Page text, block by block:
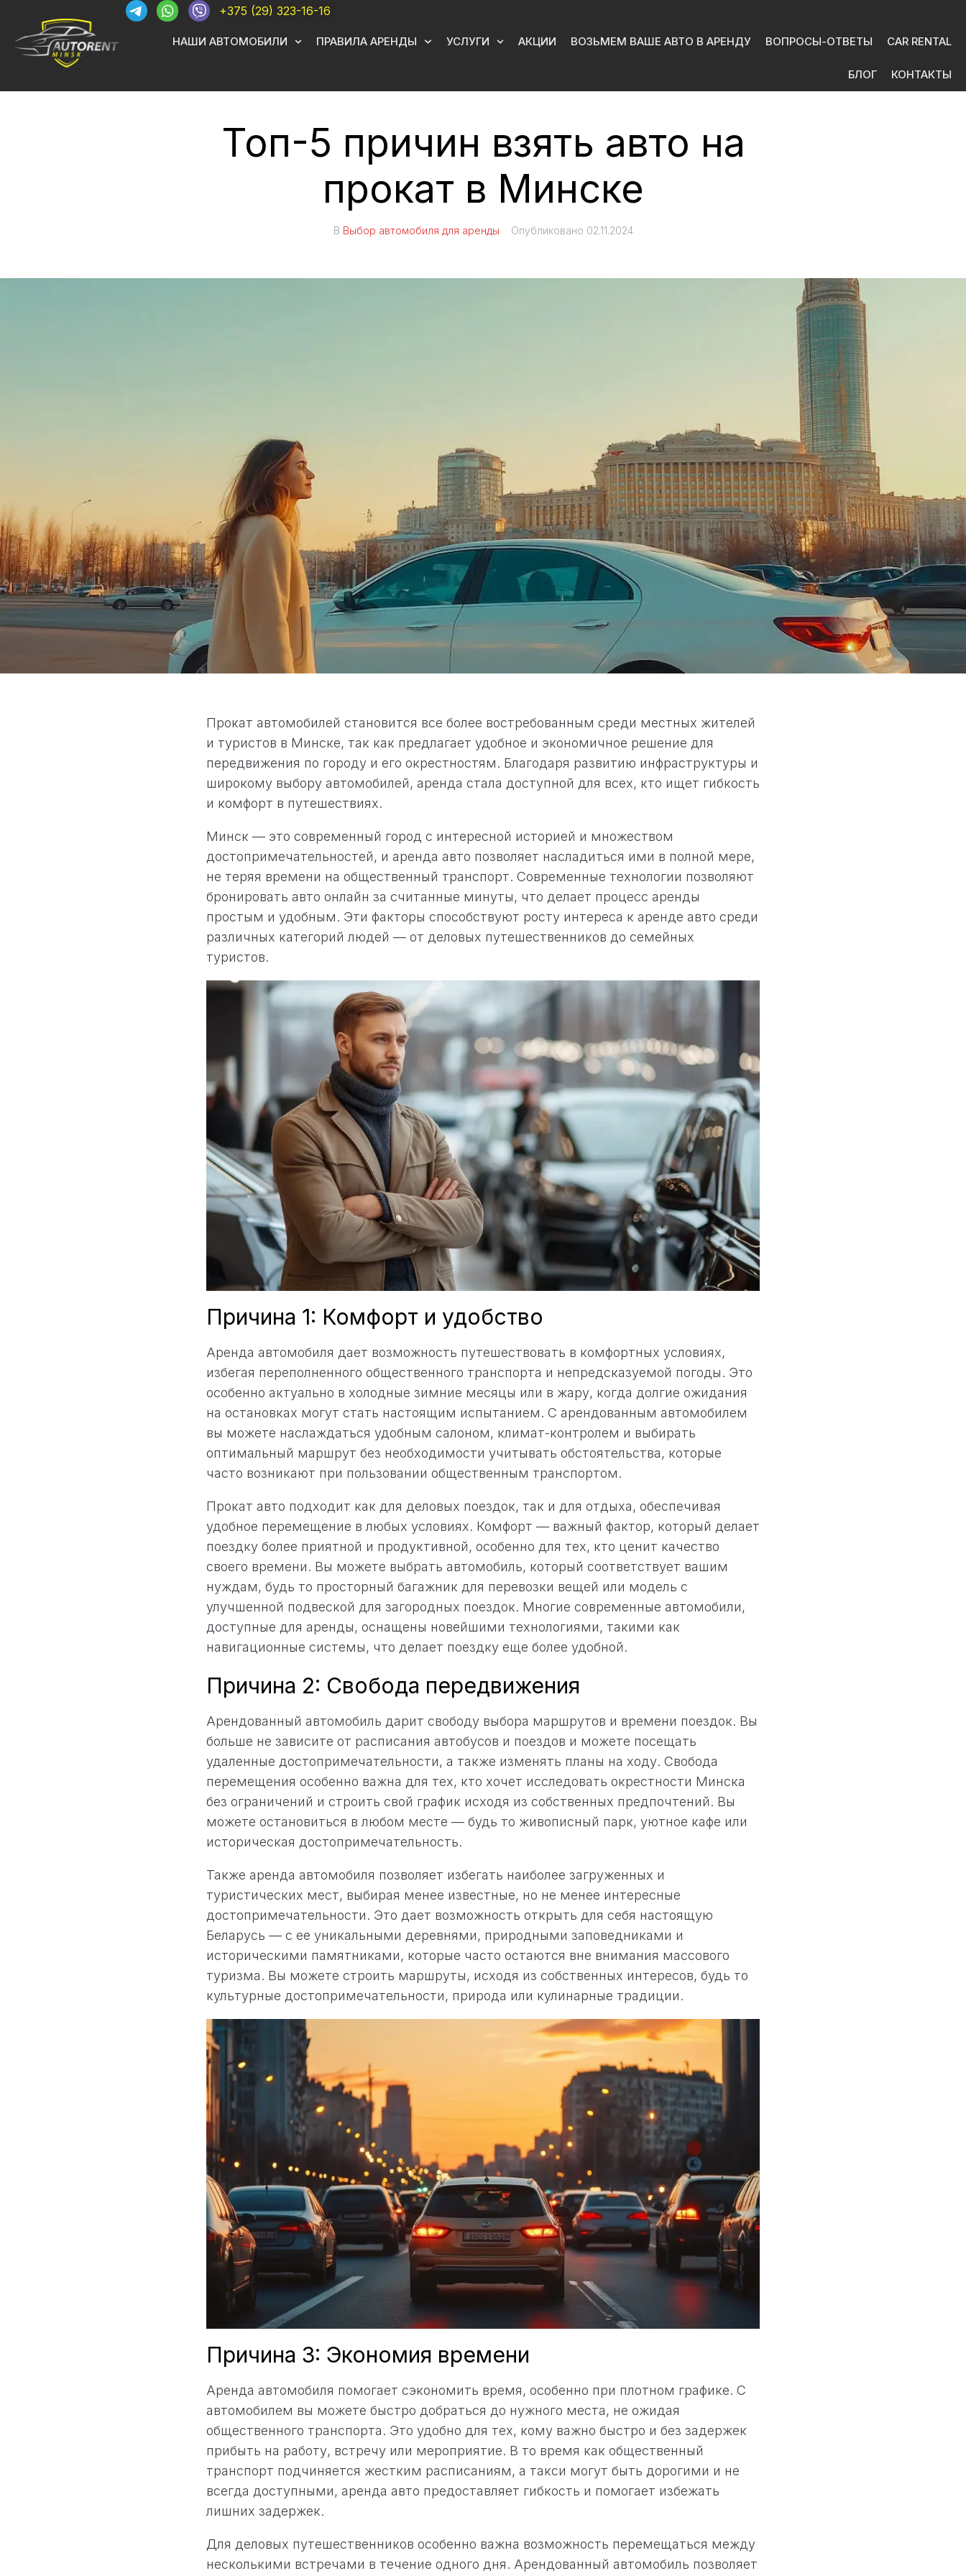
+375 (29) 323-16-16
НАШИ АВТОМОБИЛИ ПРАВИЛА АРЕНДЫ УСЛУГИ АКЦИИ ВОЗЬМЕМ ВАШЕ АВТО В АРЕНДУ ВОПРОСЫ-ОТВЕТЫ CAR RENTAL
БЛОГ КОНТАКТЫ
Топ-5 причин взять авто на
прокат в Минске
В Выбор автомобиля для аренды Опубликовано 02.11.2024
Прокат автомобилей становится все более востребованным среди местных жителей
и туристов в Минске, так как предлагает удобное и экономичное решение для
передвижения по городу и его окрестностям. Благодаря развитию инфраструктуры и
широкому выбору автомобилей, аренда стала доступной для всех, кто ищет гибкость
и комфорт в путешествиях.
Минск — это современный город с интересной историей и множеством
достопримечательностей, и аренда авто позволяет насладиться ими в полной мере,
не теряя времени на общественный транспорт. Современные технологии позволяют
бронировать авто онлайн за считанные минуты, что делает процесс аренды
простым и удобным. Эти факторы способствуют росту интереса к аренде авто среди
различных категорий людей — от деловых путешественников до семейных
туристов.
Причина 1: Комфорт и удобство
Аренда автомобиля дает возможность путешествовать в комфортных условиях,
избегая переполненного общественного транспорта и непредсказуемой погоды. Это
особенно актуально в холодные зимние месяцы или в жару, когда долгие ожидания
на остановках могут стать настоящим испытанием. С арендованным автомобилем
вы можете наслаждаться удобным салоном, климат-контролем и выбирать
оптимальный маршрут без необходимости учитывать обстоятельства, которые
часто возникают при пользовании общественным транспортом.
Прокат авто подходит как для деловых поездок, так и для отдыха, обеспечивая
удобное перемещение в любых условиях. Комфорт — важный фактор, который делает
поездку более приятной и продуктивной, особенно для тех, кто ценит качество
своего времени. Вы можете выбрать автомобиль, который соответствует вашим
нуждам, будь то просторный багажник для перевозки вещей или модель с
улучшенной подвеской для загородных поездок. Многие современные автомобили,
доступные для аренды, оснащены новейшими технологиями, такими как
навигационные системы, что делает поездку еще более удобной.
Причина 2: Свобода передвижения
Арендованный автомобиль дарит свободу выбора маршрутов и времени поездок. Вы
больше не зависите от расписания автобусов и поездов и можете посещать
удаленные достопримечательности, а также изменять планы на ходу. Свобода
перемещения особенно важна для тех, кто хочет исследовать окрестности Минска
без ограничений и строить свой график исходя из собственных предпочтений. Вы
можете остановиться в любом месте — будь то живописный парк, уютное кафе или
историческая достопримечательность.
Также аренда автомобиля позволяет избегать наиболее загруженных и
туристических мест, выбирая менее известные, но не менее интересные
достопримечательности. Это дает возможность открыть для себя настоящую
Беларусь — с ее уникальными деревнями, природными заповедниками и
историческими памятниками, которые часто остаются вне внимания массового
туризма. Вы можете строить маршруты, исходя из собственных интересов, будь то
культурные достопримечательности, природа или кулинарные традиции.
Причина 3: Экономия времени
Аренда автомобиля помогает сэкономить время, особенно при плотном графике. С
автомобилем вы можете быстро добраться до нужного места, не ожидая
общественного транспорта. Это удобно для тех, кому важно быстро и без задержек
прибыть на работу, встречу или мероприятие. В то время как общественный
транспорт подчиняется жестким расписаниям, а такси могут быть дорогими и не
всегда доступными, аренда авто предоставляет гибкость и помогает избежать
лишних задержек.
Для деловых путешественников особенно важна возможность перемещаться между
несколькими встречами в течение одного дня. Арендованный автомобиль позволяет